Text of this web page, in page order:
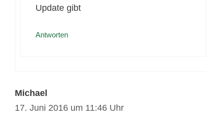
Update gibt
Antworten
Michael
17. Juni 2016 um 11:46 Uhr